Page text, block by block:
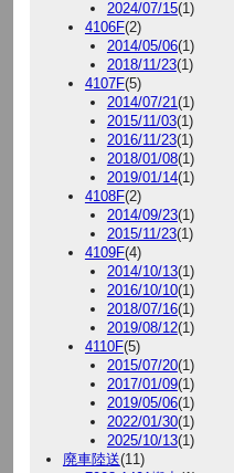
2024/07/15(1)
4106F(2)
2014/05/06(1)
2018/11/23(1)
4107F(5)
2014/07/21(1)
2015/11/03(1)
2016/11/23(1)
2018/01/08(1)
2019/01/14(1)
4108F(2)
2014/09/23(1)
2015/11/23(1)
4109F(4)
2014/10/13(1)
2016/10/10(1)
2018/07/16(1)
2019/08/12(1)
4110F(5)
2015/07/20(1)
2017/01/09(1)
2019/05/06(1)
2022/01/30(1)
2025/10/13(1)
廃車陸送(11)